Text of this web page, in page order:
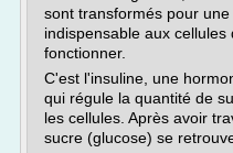
sont transformés pour
indispensable aux
fonctionner.
C'est l'insuline, une
qui régule la quantité de
les cellules. Après avoir
sucre (glucose) se